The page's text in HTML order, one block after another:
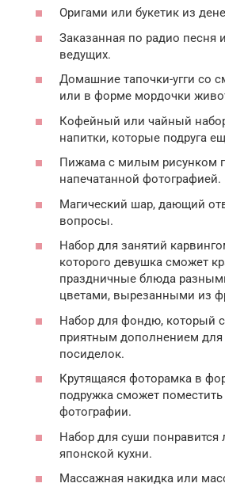
Оригами или букетик из
Заказанная по радио песня
ведущих.
Домашние тапочки-угги со
или в форме мордочки
Кофейный или чайный
напитки, которые подруга
Пижама с милым рисунком
напечатанной фотографией.
Магический шар, дающий
вопросы.
Набор для занятий
которого девушка сможет
праздничные блюда
цветами, вырезанными из
Набор для фондю, который
приятным дополнением для
посиделок.
Крутящаяся фоторамка в
подружка сможет
фотографии.
Набор для суши понравится
японской кухни.
Массажная накидка или